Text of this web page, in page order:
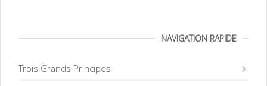
NAVIGATION RAPIDE
Trois Grands Principes